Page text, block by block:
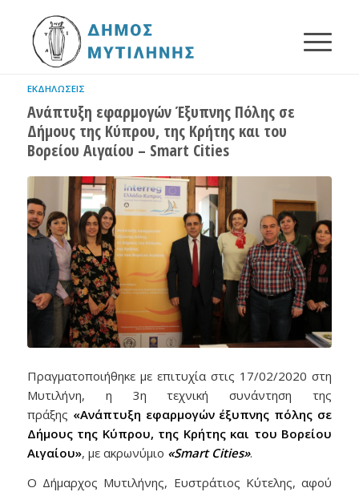
ΕΚΔΗΛΏΣΕΙΣ
Ανάπτυξη εφαρμογών Έξυπνης Πόλης σε
Δήμους της Κύπρου, της Κρήτης και του
Βορείου Αιγαίου – Smart Cities
Πραγματοποιήθηκε με επιτυχία στις 17/02/2020 στη
Μυτιλήνη, η 3η τεχνική συνάντηση της
πράξης «Ανάπτυξη εφαρμογών έξυπνης πόλης σε
Δήμους της Κύπρου, της Κρήτης και του Βορείου
Αιγαίου», με ακρωνύμιο «Smart Cities».
Ο Δήμαρχος Μυτιλήνης, Ευστράτιος Κύτελης, αφού